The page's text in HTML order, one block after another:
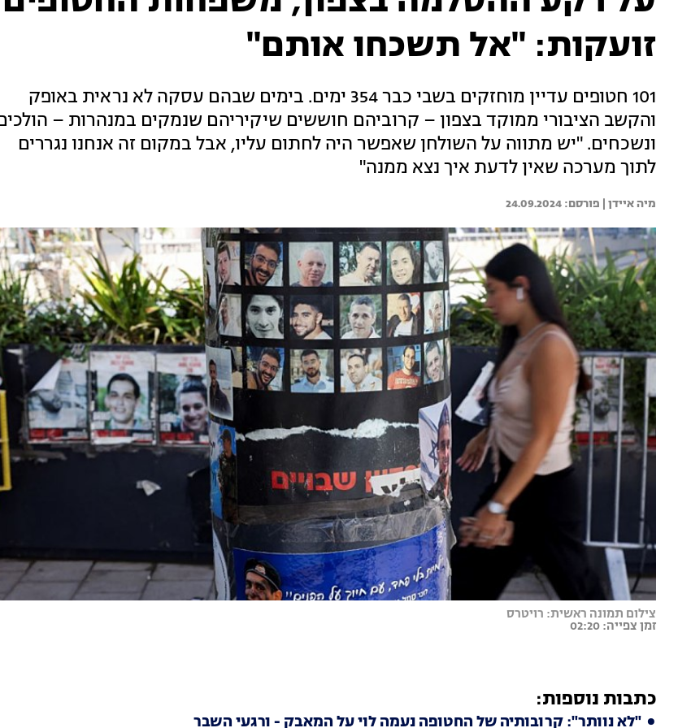
זועקות: "אל תשכחו אותם"
101 חטופים עדיין מוחזקים בשבי כבר 354 ימים. בימים שבהם עסקה לא נראית באופק
והקשב הציבורי ממוקד בצפון – קרוביהם חוששים שיקיריהם שנמקים במנהרות –
ונשכחים. "יש מתווה על השולחן שאפשר היה לחתום עליו, אבל במקום זה אנחנו נגררים
לתוך מערכה שאין לדעת איך נצא ממנה"
מיה איידן | 24.09.2024
צילום תמונה ראשית: רויטרס
זמן צפייה: 02:20
כתבות נוספות:
"לא נוותר": קרובותיה של החטופה נעמה לוי על המאבק - ורגעי השבר